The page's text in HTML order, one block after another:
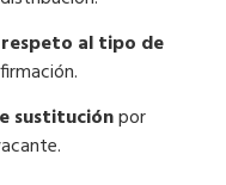
al tipo de
sustituciónpor